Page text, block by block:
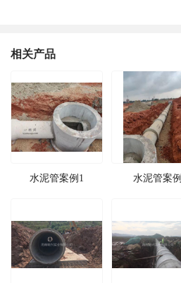
相关产品
水泥管案例1 水泥管案例